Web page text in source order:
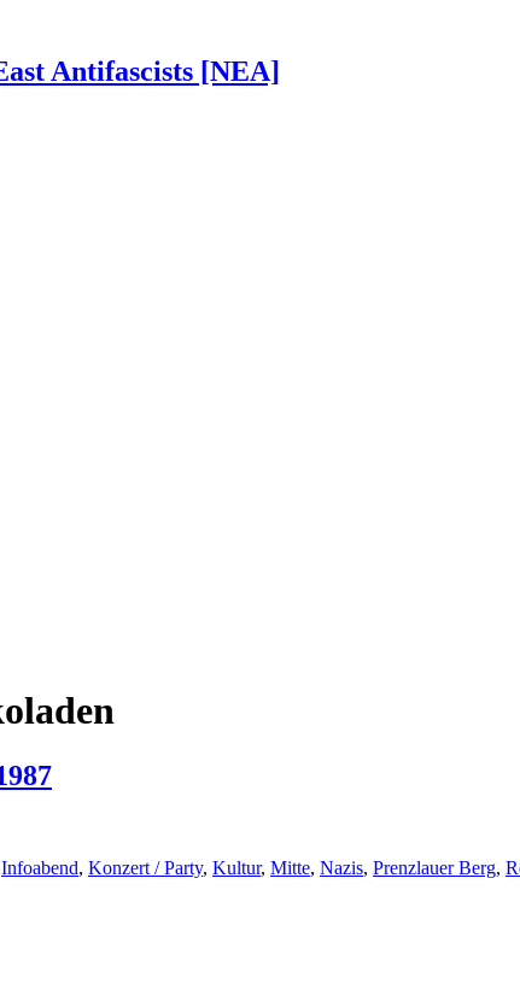
Antifascists [NEA]
Infoabend, Konzert / Party, Kultur, Mitte, Nazis, Prenzlauer Berg,